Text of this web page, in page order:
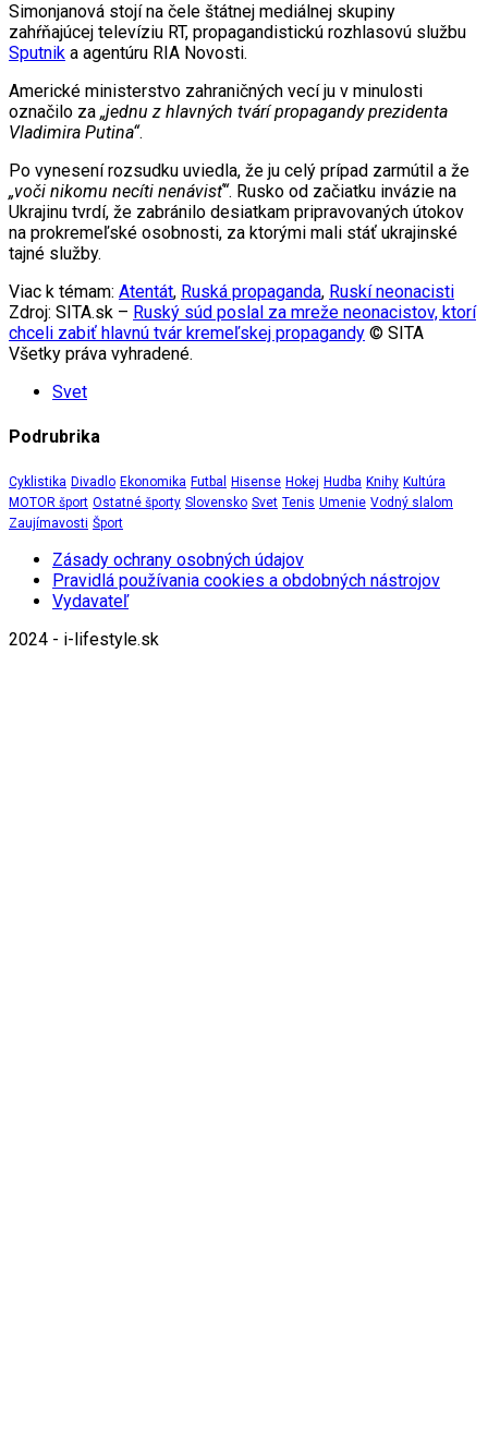
Simonjanová stojí na čele štátnej mediálnej skupiny
zahŕňajúcej televíziu RT, propagandistickú rozhlasovú službu
Sputnik a agentúru RIA Novosti.
Americké ministerstvo zahraničných vecí ju v minulosti
označilo za „jednu z hlavných tvárí propagandy prezidenta
Vladimira Putina“.
Po vynesení rozsudku uviedla, že ju celý prípad zarmútil a že
„voči nikomu necíti nenávisť“. Rusko od začiatku invázie na
Ukrajinu tvrdí, že zabránilo desiatkam pripravovaných útokov
na prokremeľské osobnosti, za ktorými mali stáť ukrajinské
tajné služby.
Viac k témam: Atentát, Ruská propaganda, Ruskí neonacisti
Zdroj: SITA.sk – Ruský súd poslal za mreže neonacistov, ktorí
chceli zabiť hlavnú tvár kremeľskej propagandy © SITA
Všetky práva vyhradené.
Svet
Podrubrika
Cyklistika Divadlo Ekonomika Futbal Hisense Hokej Hudba Knihy Kultúra
MOTOR šport Ostatné športy Slovensko Svet Tenis Umenie Vodný slalom
Zaujímavosti Šport
Zásady ochrany osobných údajov
Pravidlá používania cookies a obdobných nástrojov
Vydavateľ
2024 - i-lifestyle.sk